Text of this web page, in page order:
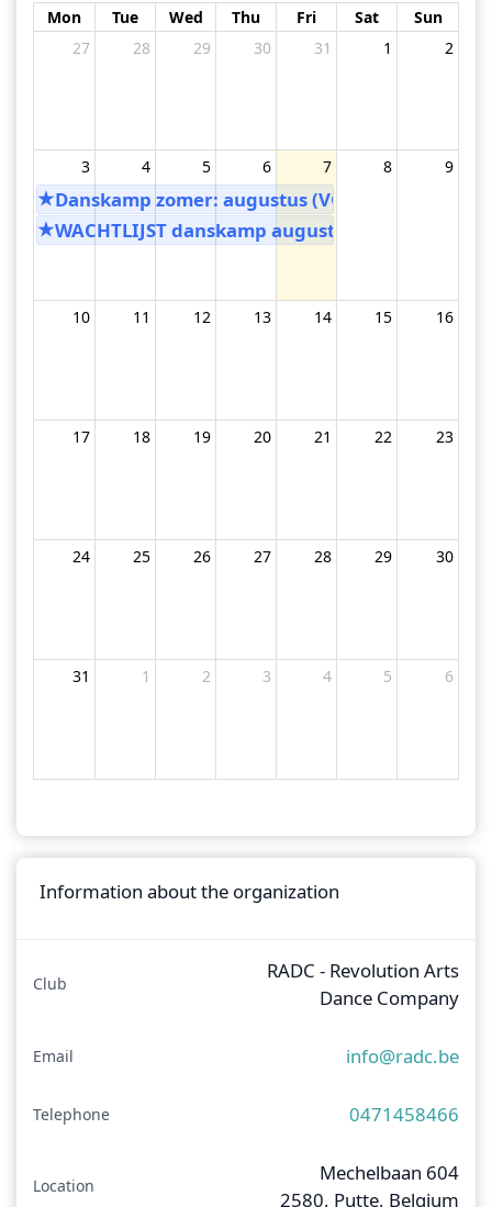
Mon Tue Wed Thu Fri Sat
Sun
27
28 29 30 31 1 2
3
★Danskamp zomer: augustus (VOLZET)
★WACHTLIJST danskamp augustus 3/8 - 7/8
4 5 6 7 8 9
10 11 12 13 14 15 16
17 18 19 20 21 22 23
24 25 26 27 28 29 30
31 1 2 3 4 5 6
Information about the organization
Club
RADC - Revolution Arts
Dance Company
Email info@radc.be
Telephone 0471458466
Location
Mechelbaan 604
2580, Putte, Belgium